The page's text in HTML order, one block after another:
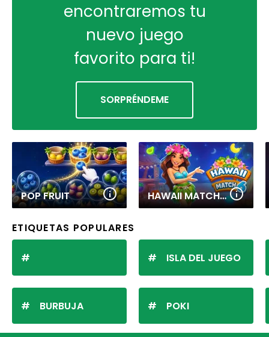
encontraremos tu
nuevo juego
favorito para ti!
SORPRÉNDEME
POP FRUIT HAWAII MATCH 6
ETIQUETAS POPULARES
BURBUJA
ISLA DEL JUEGO
POKI